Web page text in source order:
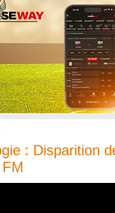
: Disparition